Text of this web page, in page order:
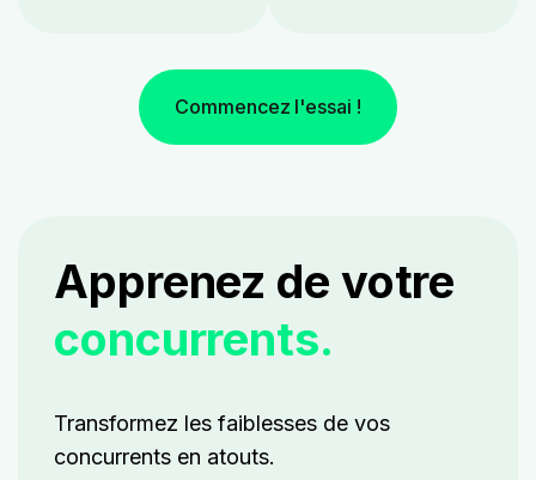
Commencez l'essai !
Apprenez de votre
concurrents.
Transformez les faiblesses de vos
concurrents en atouts.